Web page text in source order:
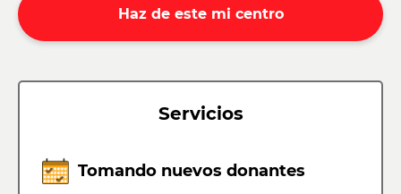
Haz de este mi centro
Servicios
Tomando nuevos donantes